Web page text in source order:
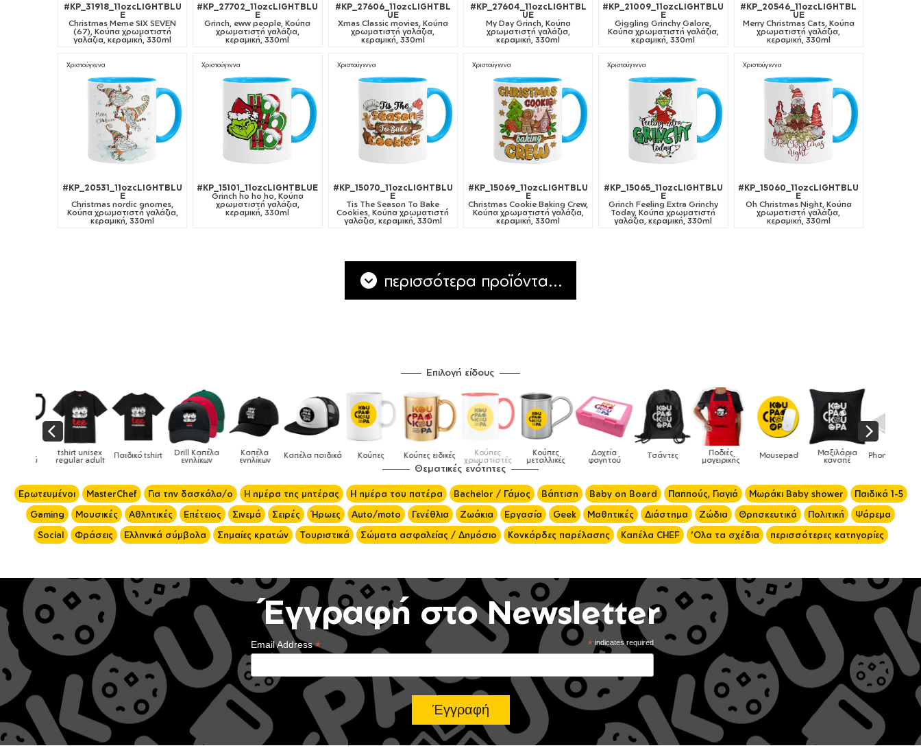
#KP_31918_11ozcLIGHTBLU
E
Christmas Meme SIX SEVEN
(67), Κούπα χρωματιστή
γαλάζια, κεραμική, 330ml
#KP_27702_11ozcLIGHTBLU
E
Grinch, eww people, Κούπα
χρωματιστή γαλάζια,
κεραμική, 330ml
#KP_27606_11ozcLIGHTBL
UE
Xmas Classic movies, Κούπα
χρωματιστή γαλάζια,
κεραμική, 330ml
#KP_27604_11ozcLIGHTBL
UE
My Day Grinch, Κούπα
χρωματιστή γαλάζια,
κεραμική, 330ml
#KP_21009_11ozcLIGHTBLU
E
Giggling Grinchy Galore,
Κούπα χρωματιστή γαλάζια,
κεραμική, 330ml
#KP_20546_11ozcLIGHTBL
UE
Merry Christmas Cats, Κούπα
χρωματιστή γαλάζια,
κεραμική, 330ml
Χριστούγεννα
#KP_20531_11ozcLIGHTBLU
E
Christmas nordic gnomes,
Κούπα χρωματιστή γαλάζια,
κεραμική, 330ml
Χριστούγεννα
#KP_15101_11ozcLIGHTBLUE
Grinch ho ho ho, Κούπα
χρωματιστή γαλάζια,
κεραμική, 330ml
Χριστούγεννα
#KP_15070_11ozcLIGHTBLU
E
Tis The Season To Bake
Cookies, Κούπα χρωματιστή
γαλάζια, κεραμική, 330ml
Χριστούγεννα
#KP_15069_11ozcLIGHTBLU
E
Christmas Cookie Baking Crew,
Κούπα χρωματιστή γαλάζια,
κεραμική, 330ml
Χριστούγεννα
#KP_15065_11ozcLIGHTBLU
E
Grinch Feeling Extra Grinchy
Today, Κούπα χρωματιστή
γαλάζια, κεραμική, 330ml
Χριστούγεννα
#KP_15060_11ozcLIGHTBLU
E
Oh Christmas Night, Κούπα
χρωματιστή γαλάζια,
κεραμική, 330ml
περισσότερα προϊόντα...
Επιλογή είδους
Drill Καπέλα
ενηλίκων
Καπέλα
ενηλίκων Καπέλα παιδικά Κούπες Κούπες ειδικές Κούπες
χρωματιστές
Κούπες
μεταλλικές
Δοχεία
φαγητού Τσάντες Ποδιές
μαγειρικής Mousepad Μαξιλάρια
καναπέ Phone Holders Ρολόγια Βρεφικά
Θεματικές ενότητες
Ερωτευμένοι MasterChef Για την δασκάλα/ο Η ημέρα της μητέρας Η ημέρα του πατέρα Bachelor / Γάμος Βάπτιση Baby on Board Παππούς, Γιαγιά Μωράκι Baby shower
Παιδικά 1-5
Gaming
Μουσικές Αθλητικές Επέτειος Σινεμά Σειρές Ήρωες Auto/moto Γενέθλια Ζωάκια Εργασία Geek Μαθητικές Διάστημα Ζώδια Θρησκευτικά Πολιτική
Ψάρεμα
Social
Φράσεις Ελληνικά σύμβολα Σημαίες κρατών Τουριστικά Σώματα ασφαλείας / Δημόσιο Κονκάρδες παρέλασης Καπέλα CHEF 'Ολα τα σχέδια περισσότερες κατηγορίες
Έγγραφή στο Newsletter
*indicates required
Email Address*